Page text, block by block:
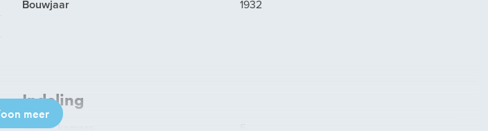
Bouwjaar
1932
Indeling
Aantal kamers
meer